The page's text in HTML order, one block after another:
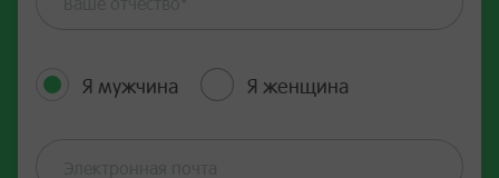
Я мужчина Я женщина